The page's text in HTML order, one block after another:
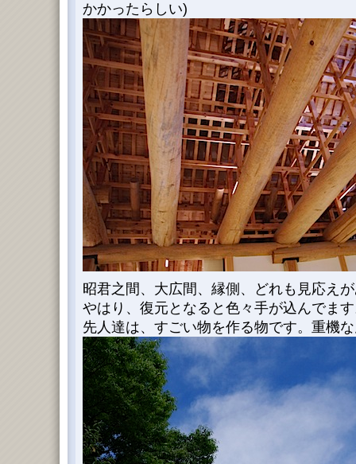
かかったらしい)
昭君之間、大広間、縁側、どれも見応え
やはり、復元となると色々手が込んでま
先人達は、すごい物を作る物です。重機